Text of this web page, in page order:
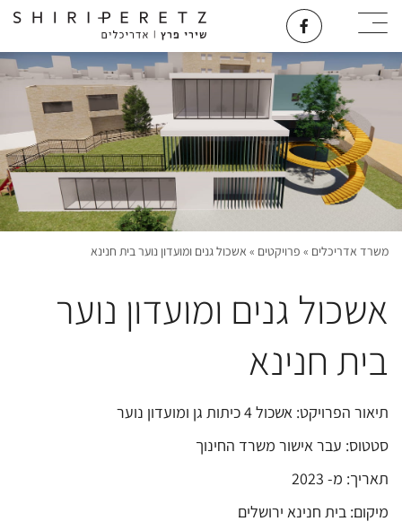
משרד אדריכלים » פרויקטים » אשכול גנים ומועדון נוער בית חנינא
אשכול גנים ומועדון נוער
בית חנינא
תיאור הפרויקט: אשכול 4 כיתות גן ומועדון נוער
סטטוס: עבר אישור משרד החינוך
תאריך: מ- 2023
מיקום: בית חנינא ירושלים